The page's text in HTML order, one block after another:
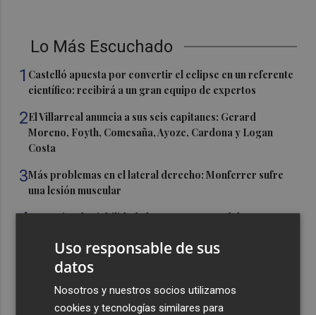
Lo Más Escuchado
1 Castelló apuesta por convertir el eclipse en un referente
científico: recibirá a un gran equipo de expertos
2El Villarreal anuncia a sus seis capitanes: Gerard
Moreno, Foyth, Comesaña, Ayoze, Cardona y Logan
Costa
3Más problemas en el lateral derecho: Monferrer sufre
una lesión muscular
4San Javier da viabilidad al nuevo contrato del transporte
324 habitaciones
Estos son los estrenos que abren la cartelera en agosto:
de la comedia 'El último mono' a una nueva entrega de
'La Patrulla Canina'
Uso responsable de sus
datos
Nosotros y nuestros socios utilizamos
cookies y tecnologías similares para